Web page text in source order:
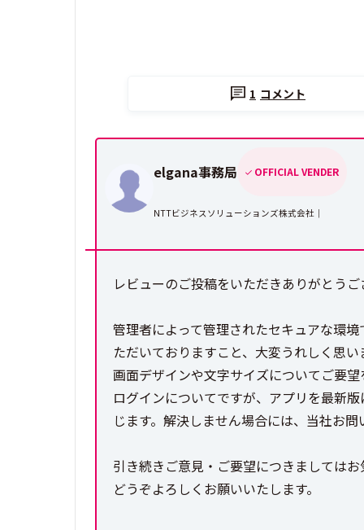
1 コメント
elgana事務局 OFFICIAL VENDER
NTTビジネスソリューションズ株式会社｜
レビューのご投稿をいただきありがとう
管理者によって管理されたセキュアな環
ただいておりますこと、大変うれしく思い
画面デザインや文字サイズについてご要
ログインについてですが、アプリを最新
じます。解決しません場合には、当社お
引き続きご意見・ご要望につきましては
どうぞよろしくお願いいたします。